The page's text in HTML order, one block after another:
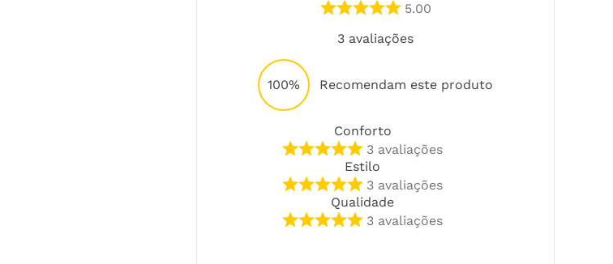
5.00
3 avaliações
100% Recomendam este produto
Conforto
3 avaliações
Estilo
3 avaliações
Qualidade
3 avaliações